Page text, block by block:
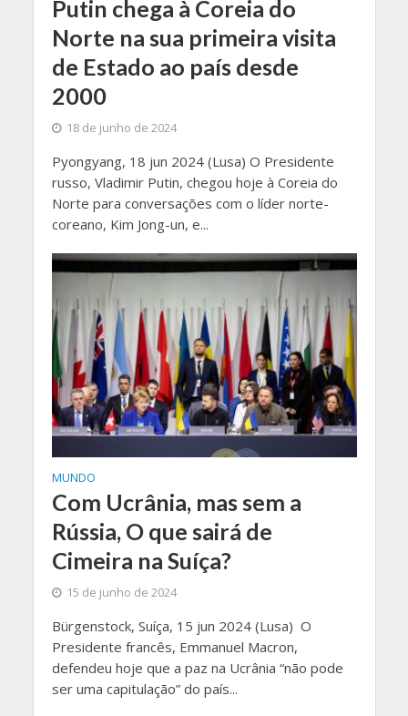
Putin chega à Coreia do
Norte na sua primeira visita
de Estado ao país desde
2000
18 de junho de 2024
Pyongyang, 18 jun 2024 (Lusa) O Presidente
russo, Vladimir Putin, chegou hoje à Coreia do
Norte para conversações com o líder norte-
coreano, Kim Jong-un, e...
MUNDO
Com Ucrânia, mas sem a
Rússia, O que sairá de
Cimeira na Suíça?
15 de junho de 2024
Bürgenstock, Suíça, 15 jun 2024 (Lusa) O
Presidente francês, Emmanuel Macron,
defendeu hoje que a paz na Ucrânia “não pode
ser uma capitulação” do país...